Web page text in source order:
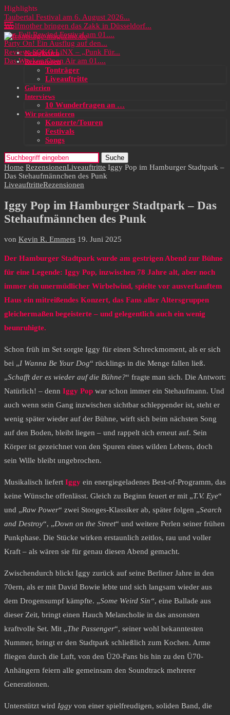
Highlights
Taubertal Festival am 6. August 2026...
Wolfmother bringen das Zakk in Düsseldorf...
Das Full Rewind Festival am 01....
Party On! Ein Ausflug auf den...
Review: SOKO LiNX – „Punk Für...
Das Wacken Open Air am 01....
Neuigkeiten
Rezensionen
Tonträger
Liveauftritte
Galerien
Interviews
10 Wunderfragen an …
Wir präsentieren
Konzerte/Touren
Festivals
Songs
Suche
Home RezensionenLiveauftritte Iggy Pop im Hamburger Stadtpark –
Das Stehaufmännchen des Punk
LiveauftritteRezensionen
Iggy Pop im Hamburger Stadtpark – Das
Stehaufmännchen des Punk
von Kevin R. Emmers 19. Juni 2025
Der Hamburger Stadtpark wurde am gestrigen Abend zur Bühne
für eine Legende: Iggy Pop, inzwischen 78 Jahre alt, aber noch
immer ein unermüdlicher Wirbelwind, spielte vor ausverkauftem
Haus ein mitreißendes Konzert, das Fans aller Altersgruppen
gleichermaßen begeisterte – und gelegentlich auch ein wenig
beunruhigte.
Schon früh im Set sorgte Iggy für einen Schreckmoment, als er sich
bei „I Wanna Be Your Dog“ rücklings in die Menge fallen ließ.
„Schafft der es wieder auf die Bühne?“ fragte man sich. Die Antwort:
Natürlich! – denn Iggy Pop war schon immer ein Stehaufmann. Und
auch wenn sein Gang inzwischen sichtbar schleppender ist, steht er
wenig später wieder auf der Bühne, wirft sich beim nächsten Song
auf den Boden, bleibt liegen – und rappelt sich erneut auf. Sein
Körper ist gezeichnet von den Spuren eines wilden Lebens, doch
sein Wille bleibt ungebrochen.
Musikalisch liefert Iggy ein energiegeladenes Best-of-Programm, das
keine Wünsche offenlässt. Gleich zu Beginn feuert er mit „T.V. Eye“
und „Raw Power“ zwei Stooges-Klassiker ab, später folgen „Search
and Destroy“, „Down on the Street“ und weitere Perlen seiner frühen
Punkphase. Die Stücke wirken erstaunlich zeitlos, rau und voller
Kraft – als wären sie für genau diesen Abend gemacht.
Zwischendurch blickt Iggy zurück auf seine Berliner Jahre in den
70ern, als er mit David Bowie lebte und sich langsam wieder aus
dem Drogensumpf kämpfte. „Some Weird Sin“, eine Ballade aus
dieser Zeit, bringt einen Hauch Melancholie in das ansonsten
kraftvolle Set. Mit „The Passenger“, seiner wohl bekanntesten
Nummer, bringt er den Stadtpark schließlich zum Kochen. Arme
fliegen durch die Luft, von den Ü20-Fans bis hin zu den Ü70-
Anhängern feiern alle gemeinsam den Soundtrack mehrerer
Generationen.
Unterstützt wird Iggy von einer spielfreudigen, soliden Band, die